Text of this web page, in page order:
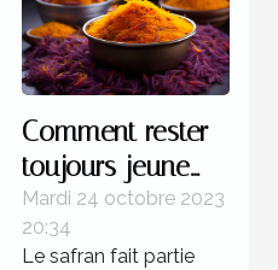
Comment rester
toujours jeune
grâce au safran ?
Mardi 24 octobre 2023
20:34
Le safran fait partie